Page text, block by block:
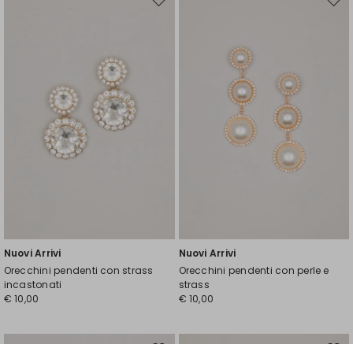
Nuovi Arrivi
Orecchini pendenti con strass
incastonati
€ 10,00
Sposta
Nuovi Arrivi
Orecchini pendenti con perle e
strass
€ 10,00